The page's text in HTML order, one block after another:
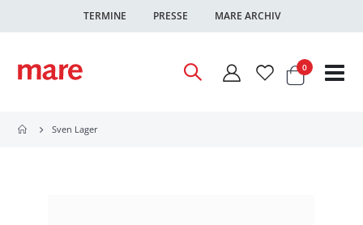
TERMINE PRESSE MARE ARCHIV
Warenkorb
0Artikel
Sven Lager